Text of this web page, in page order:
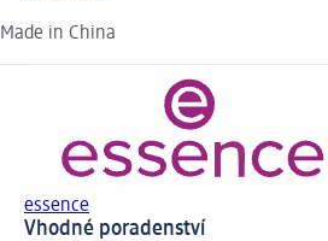
Made in China
essence
Vhodné poradenství